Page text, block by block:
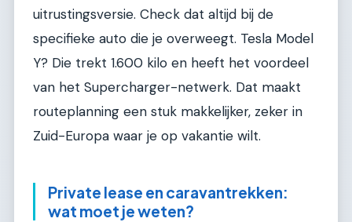
uitrustingsversie. Check dat altijd bij de
specifieke auto die je overweegt. Tesla Model
Y? Die trekt 1.600 kilo en heeft het voordeel
van het Supercharger-netwerk. Dat maakt
routeplanning een stuk makkelijker, zeker in
Zuid-Europa waar je op vakantie wilt.
Private lease en caravantrekken:
wat moet je weten?